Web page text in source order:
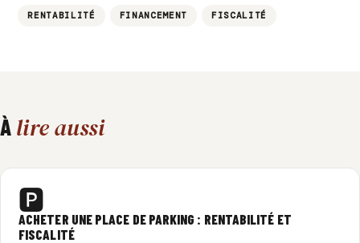
RENTABILITÉ FINANCEMENT FISCALITÉ
À lire aussi
🅿️
ACHETER UNE PLACE DE PARKING : RENTABILITÉ ET
FISCALITÉ